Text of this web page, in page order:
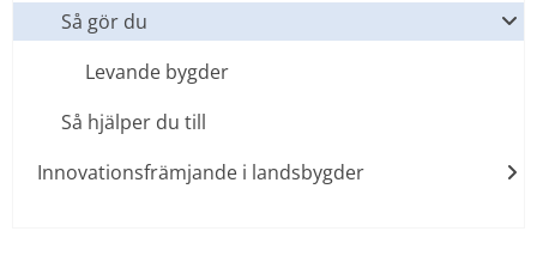
Så gör du
Levande bygder
Så hjälper du till
Innovationsfrämjande i landsbygder